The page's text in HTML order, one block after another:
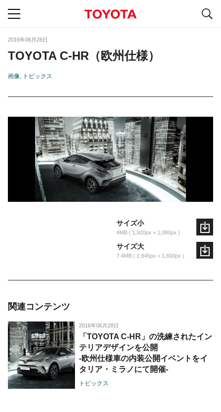
2016年06月28日
TOYOTA C-HR（欧州仕様）
画像 トピックス
サイズ小
4MB 1,920px × 1,080px
サイズ大
7.4MB 2,845px × 1,600px
関連コンテンツ
2016年06月28日
「TOYOTA C-HR」の洗練されたイン
テリアデザインを公開
-欧州仕様車の内装公開イベントをイ
タリア・ミラノにて開催-
トピックス